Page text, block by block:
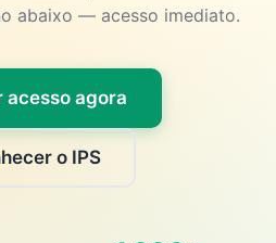
abaixo — acesso imediato.
acesso agora
o IPS